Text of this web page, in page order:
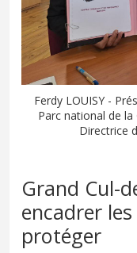
Ferdy LOUISY -
Parc national de la
Directrice
Grand Cul-
encadrer
protéger